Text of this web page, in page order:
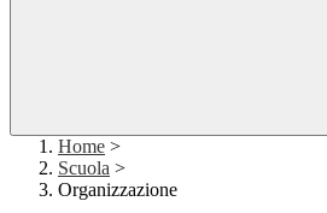
Home >
Scuola >
Organizzazione